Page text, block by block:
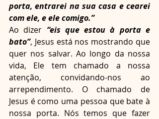
porta, entrarei na sua casa e cearei
com ele, e ele comigo.”
Ao dizer “eis que estou à porta e
bato”, Jesus está nos mostrando que
quer nos salvar. Ao longo da nossa
vida, Ele tem chamado a nossa
atenção, convidando-nos ao
arrependimento. O chamado de
Jesus é como uma pessoa que bate à
nossa porta. Nós temos que fazer